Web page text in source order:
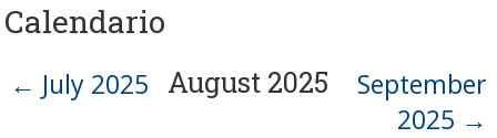
Calendario
← July 2025 August 2025
September
2025 →